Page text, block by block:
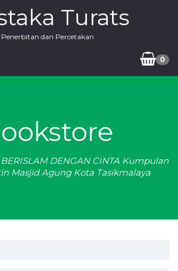
Turats
Penerbitan dan Percetakan
0
DENGAN CINTA Kumpulan
Masjid Agung Kota Tasikmalaya